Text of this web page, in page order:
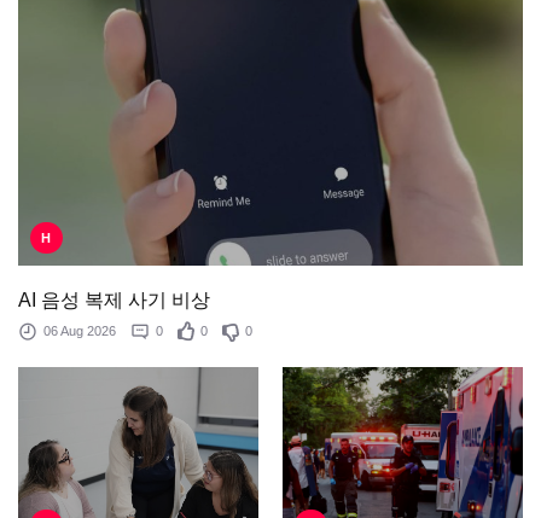
H
AI 음성 복제 사기 비상
06 Aug 2026 0 0 0